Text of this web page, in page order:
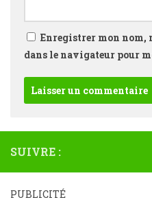
Enregistrer mon nom,
dans le navigateur pour
SUIVRE :
PUBLICITÉ